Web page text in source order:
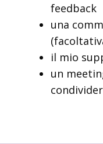
feedback
una
il mio
un